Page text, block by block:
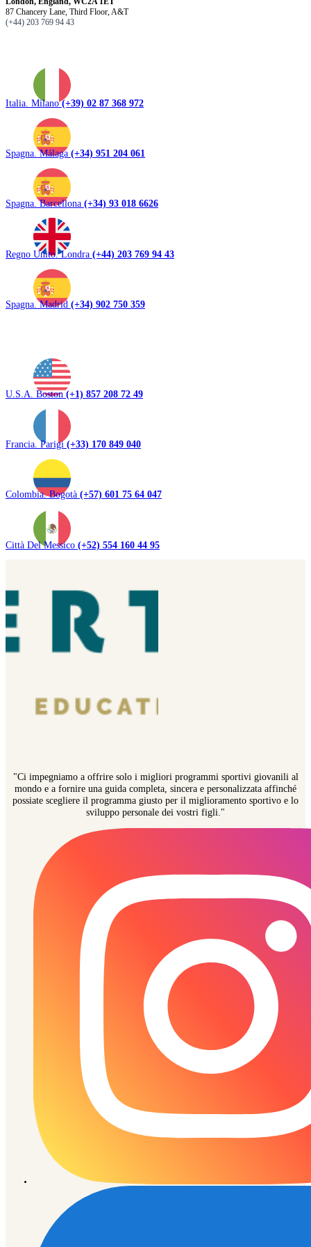
87 Chancery Lane, Third Floor, A&T
(+44) 203 769 94 43
Italia. Milano(+39) 02 87 368 972
Spagna. Málaga (+34) 951 204 061
Spagna. Barcellona (+34) 93 018 6626
Regno Unito. Londra (+44) 203 769 94 43
Spagna. Madrid (+34) 902 750 359
U.S.A. Boston(+1) 857 208 72 49
Francia. Parigi(+33) 170 849 040
Colombia. Bogotà (+57) 601 75 64 047
Città Del Messico (+52) 554 160 44 95
"Ci impegniamo a offrire solo i migliori programmi sportivi giovanili al
mondo e a fornire una guida completa, sincera e personalizzata affinché
possiate scegliere il programma giusto per il miglioramento sportivo e lo
sviluppo personale dei vostri figli."